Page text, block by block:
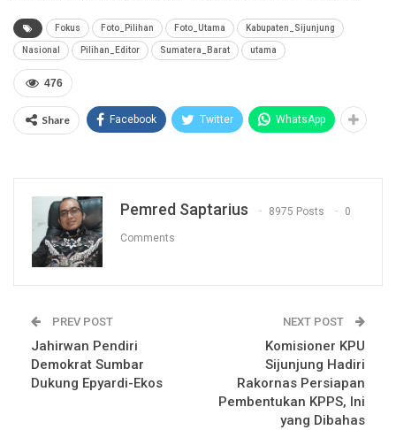
Fokus Foto_Pilihan Foto_Utama Kabupaten_Sijunjung
Nasional Pilihan_Editor Sumatera_Barat utama
476
Share Facebook Twitter WhatsApp
Pemred Saptarius 8975 Posts 0
Comments
PREV POST
Jahirwan Pendiri
Demokrat Sumbar
Dukung Epyardi-Ekos
NEXT POST
Komisioner KPU
Sijunjung Hadiri
Rakornas Persiapan
Pembentukan KPPS, Ini
yang Dibahas